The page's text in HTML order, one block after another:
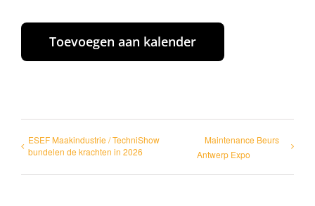
Toevoegen aan kalender
ESEF Maakindustrie / TechniShow
bundelen de krachten in 2026
Maintenance Beurs
Antwerp Expo